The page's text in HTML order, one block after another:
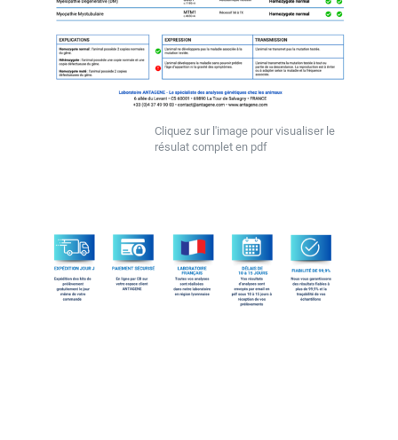
Cliquez sur l'image pour visualiser le
résulat complet en pdf